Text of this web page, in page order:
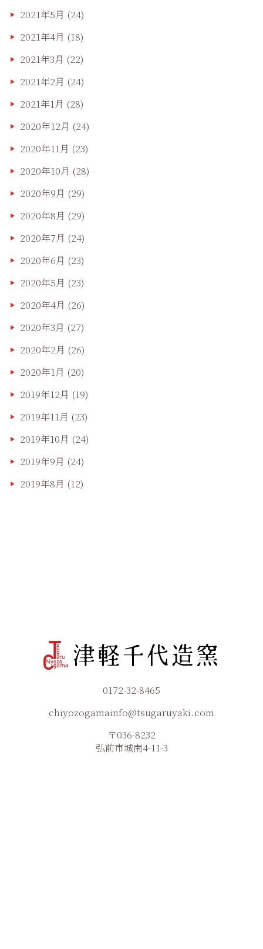
2021年5月 (24)
2021年4月 (18)
2021年3月 (22)
2021年2月 (24)
2021年1月 (28)
2020年12月 (24)
2020年11月 (23)
2020年10月 (28)
2020年9月 (29)
2020年8月 (29)
2020年7月 (24)
2020年6月 (23)
2020年5月 (23)
2020年4月 (26)
2020年3月 (27)
2020年2月 (26)
2020年1月 (20)
2019年12月 (19)
2019年11月 (23)
2019年10月 (24)
2019年9月 (24)
2019年8月 (12)
0172-32-8465
chiyozogamainfo@tsugaruyaki.com
〒036-8232
弘前市城南4-11-3